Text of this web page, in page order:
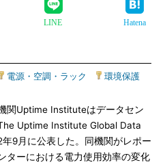
LINE Hatena
電源・空調・ラック 環境保護
関Uptime Instituteはデータセン
Uptime Institute Global Data
9月に公表した。同機関がレポー
ターにおける電力使用効率の変化